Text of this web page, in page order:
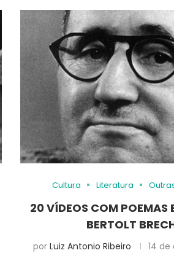
Cultura Literatura
20 VÍDEOS COM POEMAS
BERTOLT
porLuiz Antonio Ribeiro 14 de